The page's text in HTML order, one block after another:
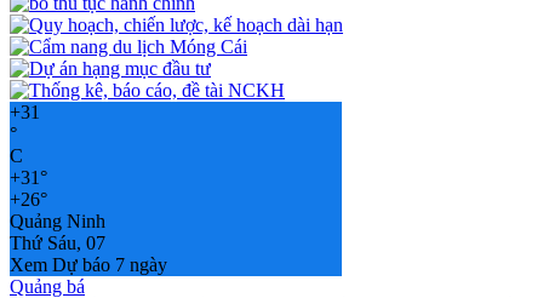
+31
°
C
+31°
+26°
Quảng Ninh
Thứ Sáu, 07
Xem Dự báo 7 ngày
Quảng bá